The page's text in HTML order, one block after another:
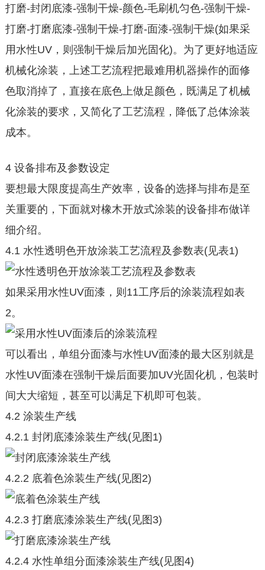
打磨-封闭底漆-强制干燥-颜色-毛刷机匀色-强制干燥-
打磨-打磨底漆-强制干燥-打磨-面漆-强制干燥(如果采
用水性UV，则强制干燥后加光固化)。为了更好地适应
机械化涂装，上述工艺流程把最难用机器操作的面修
色取消掉了，直接在底色上做足颜色，既满足了机械
化涂装的要求，又简化了工艺流程，降低了总体涂装
成本。
4 设备排布及参数设定
要想最大限度提高生产效率，设备的选择与排布是至
关重要的，下面就对橡木开放式涂装的设备排布做详
细介绍。
4.1 水性透明色开放涂装工艺流程及参数表(见表1)
如果采用水性UV面漆，则11工序后的涂装流程如表
2。
可以看出，单组分面漆与水性UV面漆的最大区别就是
水性UV面漆在强制干燥后面要加UV光固化机，包装时
间大大缩短，甚至可以满足下机即可包装。
4.2 涂装生产线
4.2.1 封闭底漆涂装生产线(见图1)
4.2.2 底着色涂装生产线(见图2)
4.2.3 打磨底漆涂装生产线(见图3)
4.2.4 水性单组分面漆涂装生产线(见图4)